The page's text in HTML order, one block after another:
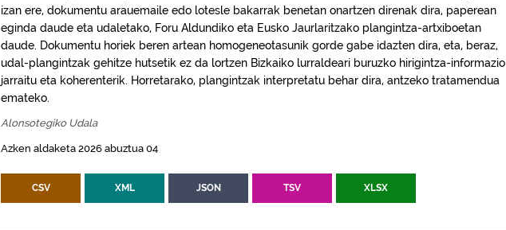
izan ere, dokumentu arauemaile edo lotesle bakarrak benetan onartzen direnak dira, paperean
eginda daude eta udaletako, Foru Aldundiko eta Eusko Jaurlaritzako plangintza-artxiboetan
daude. Dokumentu horiek beren artean homogeneotasunik gorde gabe idazten dira, eta, beraz,
udal-plangintzak gehitze hutsetik ez da lortzen Bizkaiko lurraldeari buruzko hirigintza-informazio
jarraitu eta koherenterik. Horretarako, plangintzak interpretatu behar dira, antzeko tratamendua
emateko.
Alonsotegiko Udala
Azken aldaketa 2026 abuztua 04
CSV XML JSON TSV XLSX